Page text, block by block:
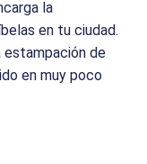
la
en tu ciudad.
estampación de
en muy poco